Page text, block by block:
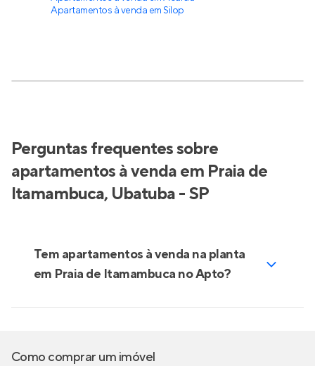
Apartamentos à venda em Silop
Perguntas frequentes sobre
apartamentos à venda em Praia de
Itamambuca, Ubatuba - SP
Tem apartamentos à venda na planta
em Praia de Itamambuca no Apto?
Como comprar um imóvel